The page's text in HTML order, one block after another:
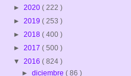
► 2020 ( 222 )
► 2019 ( 253 )
► 2018 ( 400 )
► 2017 ( 500 )
▼ 2016 ( 824 )
►diciembre( 86 )